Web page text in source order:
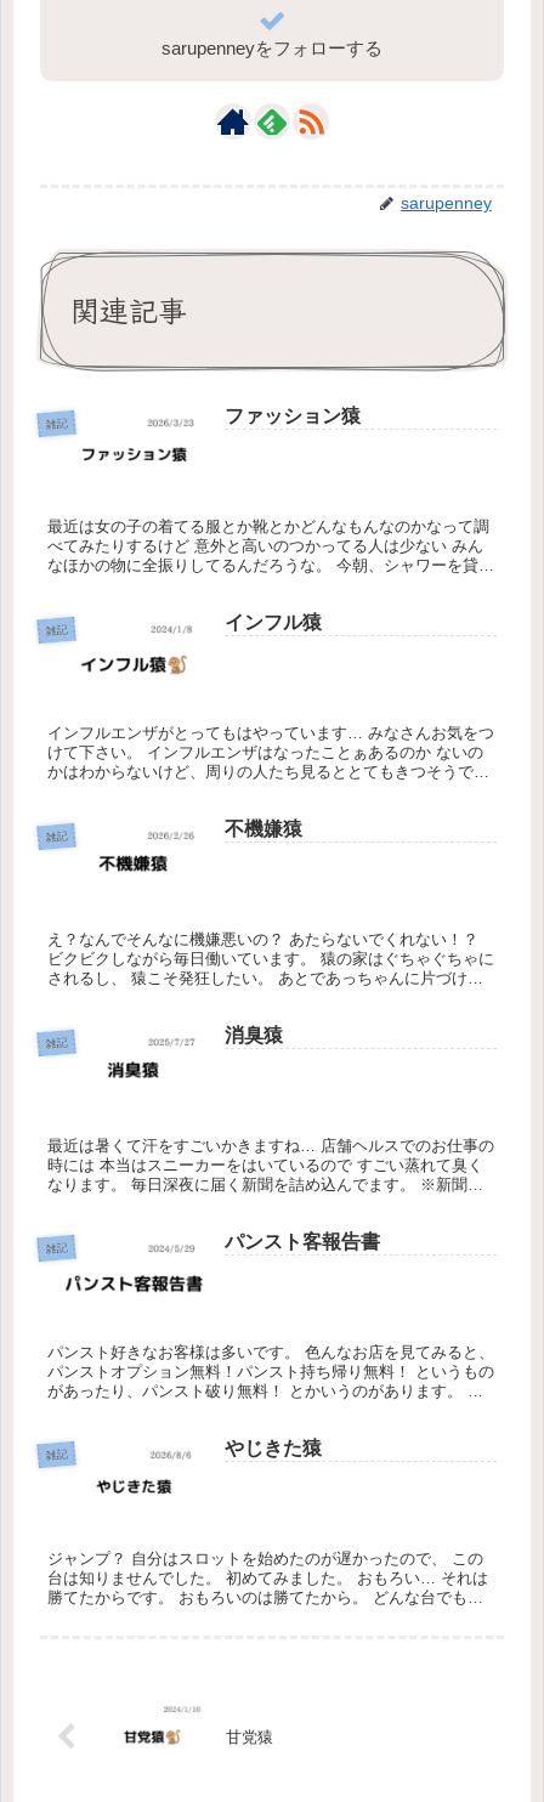
sarupenneyをフォローする
sarupenney
関連記事
雑記 ファッション猿
最近は女の子の着てる服とか靴とかどんなもんなのかなって調
べてみたりするけど 意外と高いのつかってる人は少ない みん
なほかの物に全振りしてるんだろうな。 今朝、シャワーを貸し
雑記 インフル猿
インフルエンザがとってもはやっています… みなさんお気をつ
けて下さい。 インフルエンザはなったことぁあるのか ないの
かはわからないけど、周りの人たち見るととてもきつそうで
雑記 不機嫌猿
え？なんでそんなに機嫌悪いの？ あたらないでくれない！？
ビクビクしながら毎日働いています。 猿の家はぐちゃぐちゃに
されるし、 猿こそ発狂したい。 あとであっちゃんに片づけて
雑記 消臭猿
最近は暑くて汗をすごいかきますね… 店舗ヘルスでのお仕事の
時には 本当はスニーカーをはいているので すごい蒸れて臭く
なります。 毎日深夜に届く新聞を詰め込んでます。 ※新聞は
雑記 パンスト客報告書
パンスト好きなお客様は多いです。 色んなお店を見てみると、
パンストオプション無料！パンスト持ち帰り無料！ というもの
があったり、パンスト破り無料！ とかいうのがあります。 女
雑記 やじきた猿
ジャンプ？ 自分はスロットを始めたのが遅かったので、 この
台は知りませんでした。 初めてみました。 おもろい… それは
勝てたからです。 おもろいのは勝てたから。 どんな台でも勝
甘党猿